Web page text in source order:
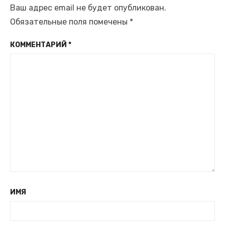
Ваш адрес email не будет опубликован.
Обязательные поля помечены *
КОММЕНТАРИЙ *
ИМЯ